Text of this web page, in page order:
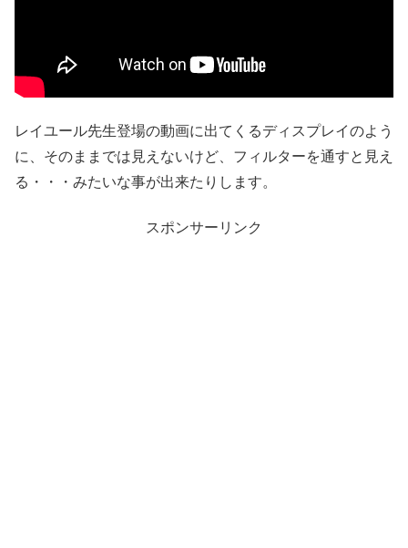
レイユール先生登場の動画に出てくるディスプレイのよう
に、そのままでは見えないけど、フィルターを通すと見え
る・・・みたいな事が出来たりします。
スポンサーリンク